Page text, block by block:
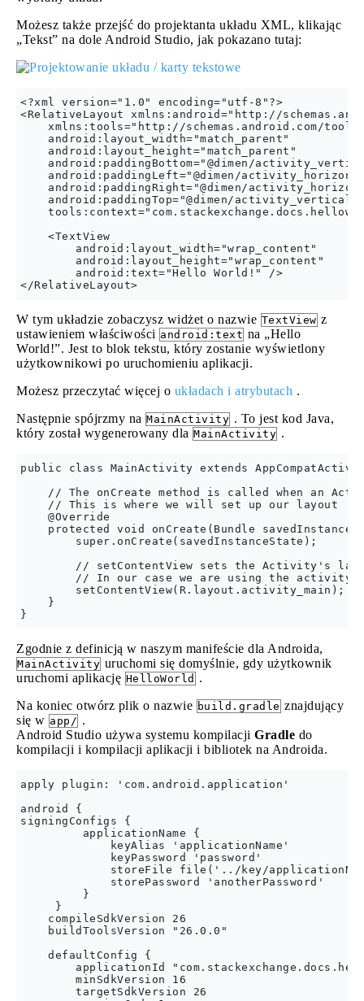
Możesz także przejść do projektanta układu XML, klikając
„Tekst” na dole Android Studio, jak pokazano tutaj:
<?xml version="1.0" encoding="utf-8"?>
<RelativeLayout xmlns:android="http://
xmlns:tools="http://schemas.android.com/
    android:layout_width="match_parent"
    android:layout_height="match_parent"
android:paddingBottom="@dimen/
android:paddingLeft="@dimen/
android:paddingRight="@dimen/
android:paddingTop="@dimen/
    <TextView
        android:layout_width="wrap_content"
        android:layout_height="wrap_content"
        android:text="Hello World!" />
W tym układzie zobaczysz widżet o nazwie TextView z
ustawieniem właściwości android:text na „Hello
World!”. Jest to blok tekstu, który zostanie wyświetlony
użytkownikowi po uruchomieniu aplikacji.
Możesz przeczytać więcej o układach i atrybutach .
Następnie spójrzmy na MainActivity . To jest kod Java,
który został wygenerowany dla MainActivity .
public class MainActivity extends
// The onCreate method is called when an
    // This is where we will set up our layout
    @Override
protected void onCreate(Bundle
        super.onCreate(savedInstanceState);
// setContentView sets the Activity's
// In our case we are using the
        setContentView(R.layout.activity_main);
    }
Zgodnie z definicją w naszym manifeście dla Androida,
MainActivity uruchomi się domyślnie, gdy użytkownik
uruchomi aplikację HelloWorld .
Na koniec otwórz plik o nazwie build.gradle znajdujący
się w app/ .
Android Studio używa systemu kompilacji Gradle do
kompilacji i kompilacji aplikacji i bibliotek na Androida.
apply plugin: 'com.android.application'
android {
signingConfigs {
         applicationName {
             keyAlias 'applicationName'
             keyPassword 'password'
storeFile file('../key/
             storePassword 'anotherPassword'
         }
     }
    compileSdkVersion 26
    buildToolsVersion "26.0.0"
    defaultConfig {
applicationId
        minSdkVersion 16
        targetSdkVersion 26